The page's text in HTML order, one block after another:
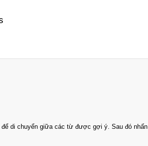
để di chuyển giữa các từ được gợi ý. Sau đó nhấn